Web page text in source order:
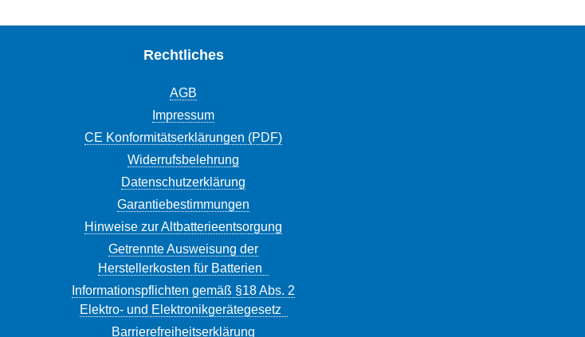
Rechtliches
AGB
Impressum
CE Konformitätserklärungen (PDF)
Widerrufsbelehrung
Datenschutzerklärung
Garantiebestimmungen
Hinweise zur Altbatterieentsorgung
Getrennte Ausweisung der
Herstellerkosten für Batterien
Informationspflichten gemäß §18 Abs. 2
Elektro- und Elektronikgerätegesetz
Barrierefreiheitserklärung